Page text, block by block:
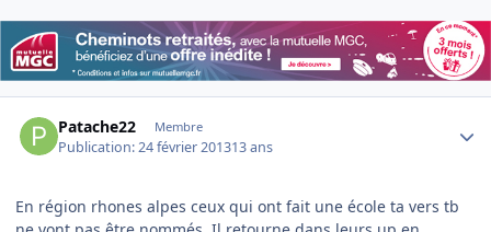
Patache22 Membre
Publication:24 février 201313 ans
En région rhones alpes ceux qui ont fait une école ta vers tb